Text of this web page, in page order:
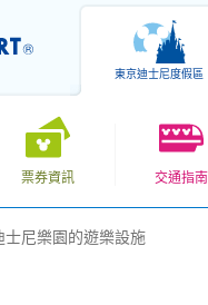
東京迪士尼度假區
票券資訊 交通指南
士尼樂園的遊樂設施